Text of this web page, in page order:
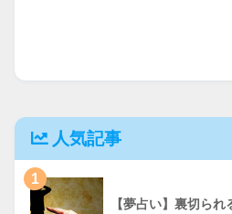
人気記事
1
【夢占い】裏切ら